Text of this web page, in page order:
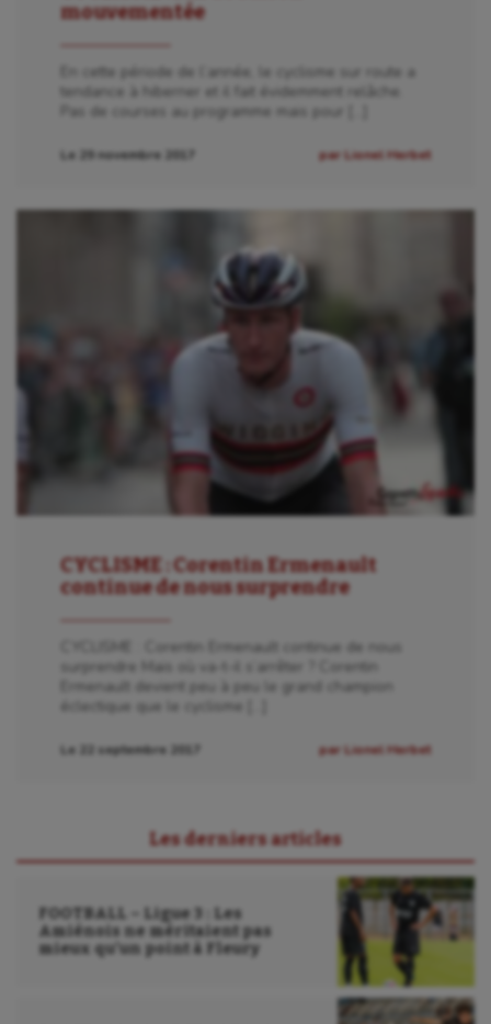
Sauvetage sportif
Sport handicap
Triathlon
Water-polo
mouvementée
En cette période de l’année, le cyclisme sur route a
tendance à hiberner et il fait évidemment relâche.
Pas de courses au programme mais pour […]
Le 29 novembre 2017 par Lionel Herbet
CYCLISME : Corentin Ermenault
continue de nous surprendre
CYCLISME : Corentin Ermenault continue de nous
surprendre Mais où va-t-il s’arrêter ? Corentin
Ermenault devient peu à peu le grand champion
éclectique que le cyclisme […]
Le 22 septembre 2017 par Lionel Herbet
Les derniers articles
FOOTBALL – Ligue 3 : Les
Amiénois ne méritaient pas
mieux qu’un point à Fleury